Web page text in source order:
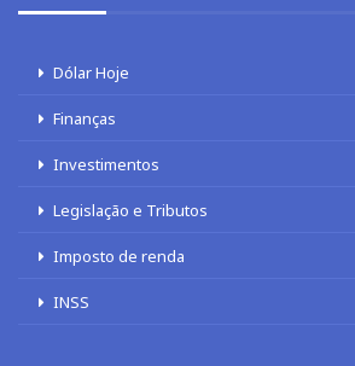
Dólar Hoje
Finanças
Investimentos
Legislação e Tributos
Imposto de renda
INSS